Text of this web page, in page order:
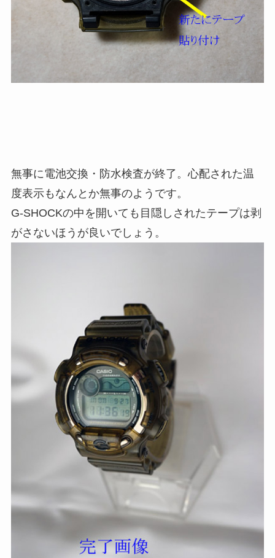
無事に電池交換・防水検査が終了。心配された温
度表示もなんとか無事のようです。
G-SHOCKの中を開いても目隠しされたテープは剥
がさないほうが良いでしょう。